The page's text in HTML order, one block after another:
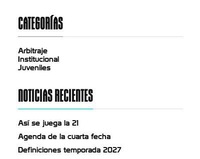
CATEGORÍAS
Arbitraje
Institucional
Juveniles
NOTICIAS RECIENTES
Así se juega la 21
Agenda de la cuarta fecha
Definiciones temporada 2027